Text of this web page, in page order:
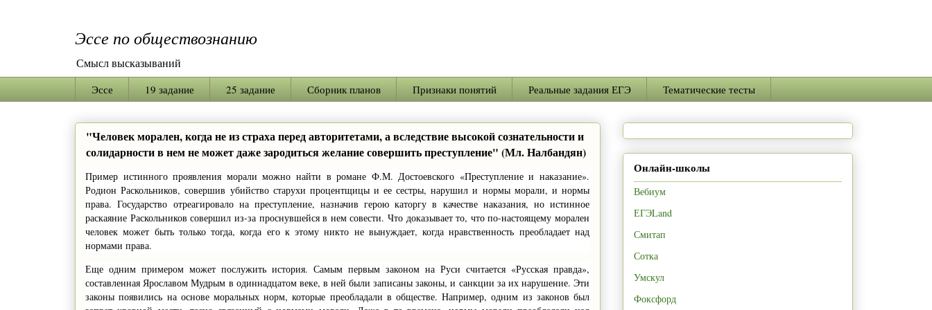
Эссе по обществознанию
Смысл высказываний
Эссе 19 задание 25 задание Сборник планов Признаки понятий Реальные задания ЕГЭ Тематические тесты
"Человек морален, когда не из страха перед авторитетами, а вследствие высокой сознательности и
солидарности в нем не может даже зародиться желание совершить преступление" (Мл. Налбандян)
Пример истинного проявления морали можно найти в романе Ф.М. Достоевского «Преступление и наказание».
Родион Раскольников, совершив убийство старухи процентщицы и ее сестры, нарушил и нормы морали, и нормы
права. Государство отреагировало на преступление, назначив герою каторгу в качестве наказания, но истинное
раскаяние Раскольников совершил из-за проснувшейся в нем совести. Что доказывает то, что по-настоящему морален
человек может быть только тогда, когда его к этому никто не вынуждает, когда нравственность преобладает над
нормами права.
Еще одним примером может послужить история. Самым первым законом на Руси считается «Русская правда»,
составленная Ярославом Мудрым в одиннадцатом веке, в ней были записаны законы, и санкции за их нарушение. Эти
законы появились на основе моральных норм, которые преобладали в обществе. Например, одним из законов был
Онлайн-школы
Вебиум
ЕГЭLand
Смитап
Сотка
Умскул
Фоксфорд